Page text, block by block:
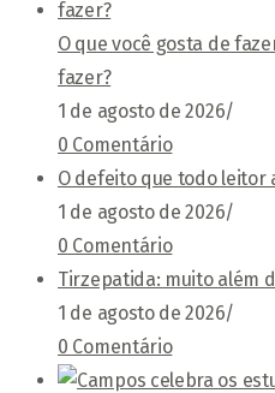
O que você gosta de
fazer?
1 de agosto de 2026/
0 Comentário
O defeito que todo leitor
1 de agosto de 2026/
0 Comentário
Tirzepatida: muito além
1 de agosto de 2026/
0 Comentário